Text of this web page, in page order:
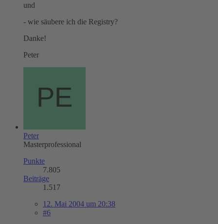
und
- wie säubere ich die Registry?
Danke!
Peter
Peter
Masterprofessional
Punkte
7.805
Beiträge
1.517
12. Mai 2004 um 20:38
#6